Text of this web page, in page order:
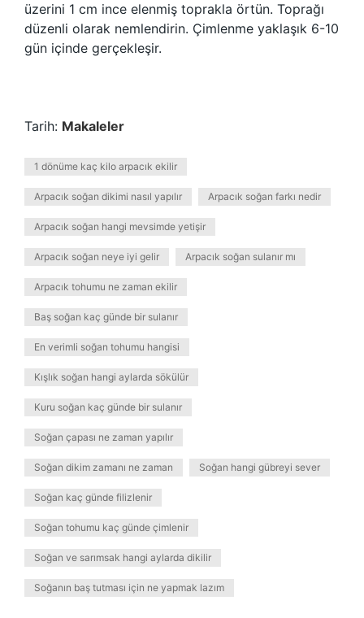
üzerini 1 cm ince elenmiş toprakla örtün. Toprağı
düzenli olarak nemlendirin. Çimlenme yaklaşık 6-10
gün içinde gerçekleşir.
Tarih: Makaleler
1 dönüme kaç kilo arpacık ekilir
Arpacık soğan dikimi nasıl yapılır Arpacık soğan farkı nedir
Arpacık soğan hangi mevsimde yetişir
Arpacık soğan neye iyi gelir Arpacık soğan sulanır mı
Arpacık tohumu ne zaman ekilir
Baş soğan kaç günde bir sulanır
En verimli soğan tohumu hangisi
Kışlık soğan hangi aylarda sökülür
Kuru soğan kaç günde bir sulanır
Soğan çapası ne zaman yapılır
Soğan dikim zamanı ne zaman Soğan hangi gübreyi sever
Soğan kaç günde filizlenir
Soğan tohumu kaç günde çimlenir
Soğan ve sarımsak hangi aylarda dikilir
Soğanın baş tutması için ne yapmak lazım